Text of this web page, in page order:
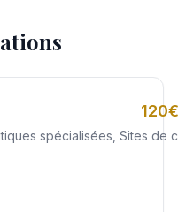
spécialisées, Sites de